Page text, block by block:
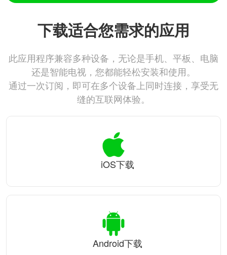
下载适合您需求的应用
此应用程序兼容多种设备，无论是手机、平板、电脑
还是智能电视，您都能轻松安装和使用。
通过一次订阅，即可在多个设备上同时连接，享受无
缝的互联网体验。
iOS下载
Android下载